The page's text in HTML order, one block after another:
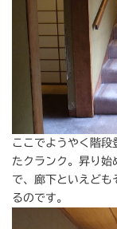
ここでようやく階段
たクランク。昇り始
で、廊下といえども
るのです。